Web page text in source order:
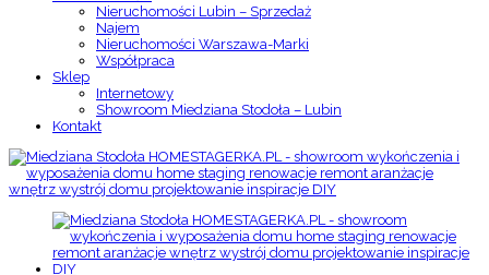
Nieruchomości Lubin – Sprzedaż
Najem
Nieruchomości Warszawa-Marki
Współpraca
Sklep
Internetowy
Showroom Miedziana Stodoła – Lubin
Kontakt